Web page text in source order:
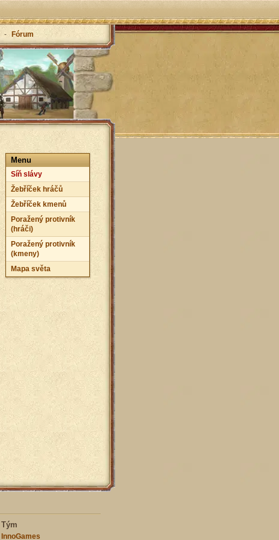
- Fórum
Menu
Síň slávy
Žebříček hráčů
Žebříček kmenů
Poražený protivník
(hráči)
Poražený protivník
(kmeny)
Mapa světa
Tým
InnoGames